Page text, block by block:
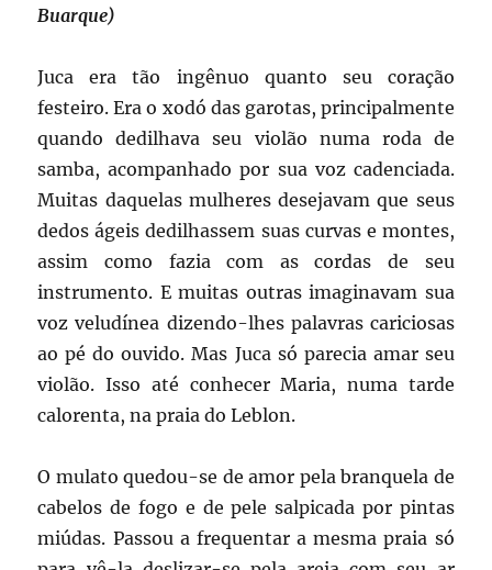
Buarque)
Juca era tão ingênuo quanto seu coração
festeiro. Era o xodó das garotas, principalmente
quando dedilhava seu violão numa roda de
samba, acompanhado por sua voz cadenciada.
Muitas daquelas mulheres desejavam que seus
dedos ágeis dedilhassem suas curvas e montes,
assim como fazia com as cordas de seu
instrumento. E muitas outras imaginavam sua
voz veludínea dizendo-lhes palavras cariciosas
ao pé do ouvido. Mas Juca só parecia amar seu
violão. Isso até conhecer Maria, numa tarde
calorenta, na praia do Leblon.
O mulato quedou-se de amor pela branquela de
cabelos de fogo e de pele salpicada por pintas
miúdas. Passou a frequentar a mesma praia só